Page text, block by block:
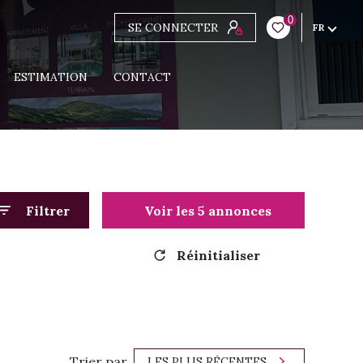
SE CONNECTER
0
FR
ESTIMATION CONTACT
Filtrer Voir les 5 annonces
Réinitialiser